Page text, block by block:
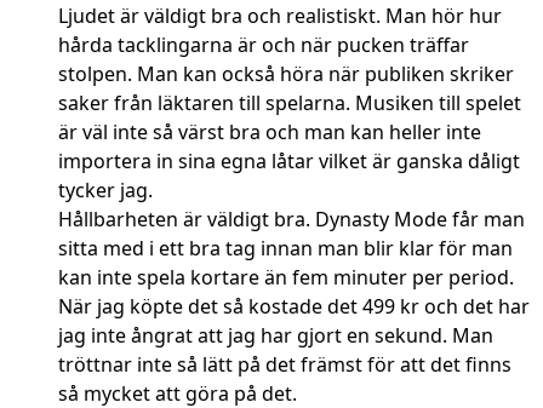
Ljudet är väldigt bra och realistiskt. Man hör hur
hårda tacklingarna är och när pucken träffar
stolpen. Man kan också höra när publiken skriker
saker från läktaren till spelarna. Musiken till spelet
är väl inte så värst bra och man kan heller inte
importera in sina egna låtar vilket är ganska dåligt
tycker jag.
Hållbarheten är väldigt bra. Dynasty Mode får man
sitta med i ett bra tag innan man blir klar för man
kan inte spela kortare än fem minuter per period.
När jag köpte det så kostade det 499 kr och det har
jag inte ångrat att jag har gjort en sekund. Man
tröttnar inte så lätt på det främst för att det finns
så mycket att göra på det.